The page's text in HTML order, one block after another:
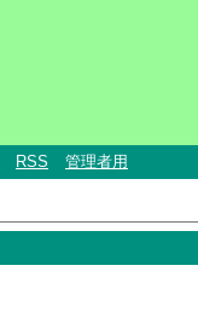
RSS 管理者用